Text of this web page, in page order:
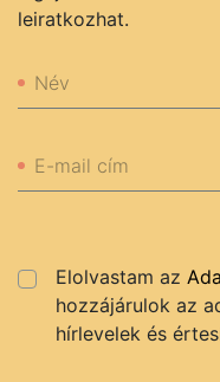
leiratkozhat.
Név
E-mail cím
Elolvastam az
hozzájárulok az
hírlevelek és